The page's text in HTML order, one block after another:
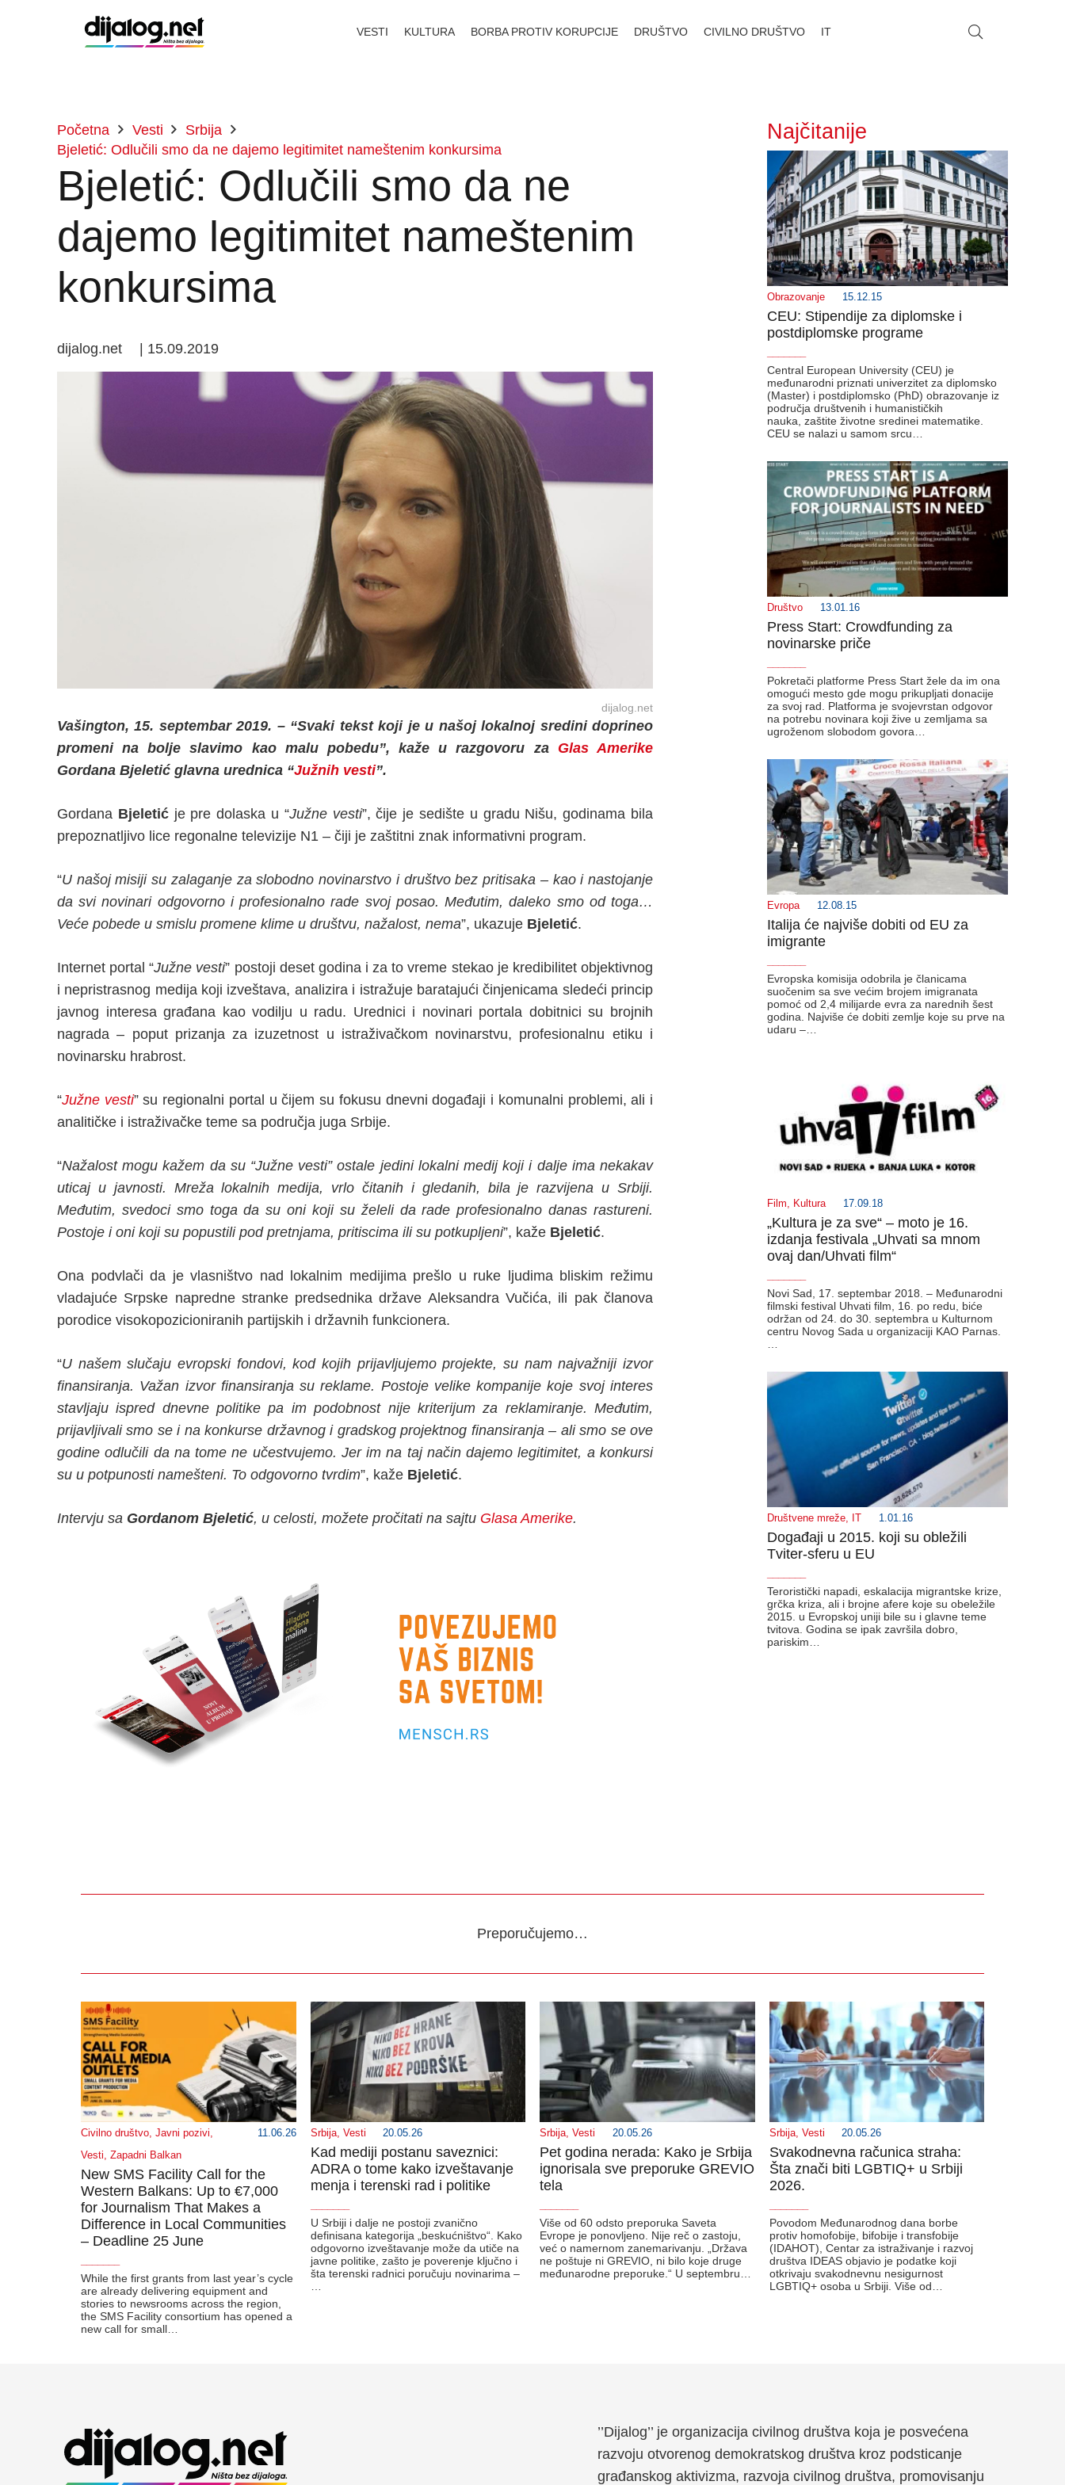
VESTI KULTURA BORBA PROTIV KORUPCIJE DRUŠTVO CIVILNO DRUŠTVO IT
Početna Vesti
Srbija
Bjeletić: Odlučili smo da ne dajemo legitimitet nameštenim konkursima
Bjeletić: Odlučili smo da ne
dajemo legitimitet nameštenim
konkursima
dijalog.net 15.09.2019
dijalog.net
Vašington, 15. septembar 2019. – “Svaki tekst koji je u našoj lokalnoj sredini doprineo
promeni na bolje slavimo kao malu pobedu”, kaže u razgovoru za Glas Amerike
Gordana Bjeletić glavna urednica “Južnih vesti”.
Gordana Bjeletićje pre dolaska u “Južne vesti”, čije je sedište u gradu Nišu, godinama bila
prepoznatljivo lice regonalne televizije N1 – čiji je zaštitni znak informativni program.
“U našoj misiji su zalaganje za slobodno novinarstvo i društvo bez pritisaka – kao i nastojanje
da svi novinari odgovorno i profesionalno rade svoj posao. Međutim, daleko smo od toga…
Veće pobede u smislu promene klime u društvu, nažalost, nema”, ukazuje Bjeletić.
Internet portal “Južne vesti” postoji deset godina i za to vreme stekao je kredibilitet objektivnog
i nepristrasnog medija koji izveštava, analizira i istražuje baratajući činjenicama sledeći princip
javnog interesa građana kao vodilju u radu. Urednici i novinari portala dobitnici su brojnih
nagrada – poput prizanja za izuzetnost u istraživačkom novinarstvu, profesionalnu etiku i
novinarsku hrabrost.
“Južne vesti” su regionalni portal u čijem su fokusu dnevni događaji i komunalni problemi, ali i
analitičke i istraživačke teme sa područja juga Srbije.
“Nažalost mogu kažem da su “Južne vesti” ostale jedini lokalni medij koji i dalje ima nekakav
uticaj u javnosti. Mreža lokalnih medija, vrlo čitanih i gledanih, bila je razvijena u Srbiji.
Međutim, svedoci smo toga da su oni koji su želeli da rade profesionalno danas rastureni.
Postoje i oni koji su popustili pod pretnjama, pritiscima ili su potkupljeni”, kaže Bjeletić.
Ona podvlači da je vlasništvo nad lokalnim medijima prešlo u ruke ljudima bliskim režimu
vladajuće Srpske napredne stranke predsednika države Aleksandra Vučića, ili pak članova
porodice visokopozicioniranih partijskih i državnih funkcionera.
“U našem slučaju evropski fondovi, kod kojih prijavljujemo projekte, su nam najvažniji izvor
finansiranja. Važan izvor finansiranja su reklame. Postoje velike kompanije koje svoj interes
stavljaju ispred dnevne politike pa im podobnost nije kriterijum za reklamiranje. Međutim,
prijavljivali smo se i na konkurse državnog i gradskog projektnog finansiranja – ali smo se ove
godine odlučili da na tome ne učestvujemo. Jer im na taj način dajemo legitimitet, a konkursi
su u potpunosti namešteni. To odgovorno tvrdim”, kaže Bjeletić.
Intervju sa Gordanom Bjeletić, u celosti, možete pročitati na sajtu Glasa Amerike.
Najčitanije
Obrazovanje 15.12.15
CEU: Stipendije za diplomske i
postdiplomske programe
Central European University (CEU) je
međunarodni priznati univerzitet za diplomsko
(Master) i postdiplomsko (PhD) obrazovanje iz
područja društvenih i humanističkih
nauka, zaštite životne sredinei matematike.
CEU se nalazi u samom srcu…
Društvo 13.01.16
Press Start: Crowdfunding za
novinarske priče
Pokretači platforme Press Start žele da im ona
omogući mesto gde mogu prikupljati donacije
za svoj rad. Platforma je svojevrstan odgovor
na potrebu novinara koji žive u zemljama sa
ugroženom slobodom govora…
Evropa 12.08.15
Italija će najviše dobiti od EU za
imigrante
Evropska komisija odobrila je članicama
suočenim sa sve većim brojem imigranata
pomoć od 2,4 milijarde evra za narednih šest
godina. Najviše će dobiti zemlje koje su prve na
udaru –…
Film, Kultura 17.09.18
„Kultura je za sve“ – moto je 16.
izdanja festivala „Uhvati sa mnom
ovaj dan/Uhvati film“
Novi Sad, 17. septembar 2018. – Međunarodni
filmski festival Uhvati film, 16. po redu, biće
održan od 24. do 30. septembra u Kulturnom
centru Novog Sada u organizaciji KAO Parnas.
Društvene mreže, 1.01.16
Događaji u 2015. koji su obležili
Tviter-sferu u EU
Teroristički napadi, eskalacija migrantske krize,
grčka kriza, ali i brojne afere koje su obeležile
2015. u Evropskoj uniji bile su i glavne teme
tvitova. Godina se ipak završila dobro,
pariskim…
Preporučujemo…
Civilno društvo, Javni pozivi,
Vesti, Zapadni Balkan
11.06.26
New SMS Facility Call for the
Western Balkans: Up to €7,000
for Journalism That Makes a
Difference in Local Communities
– Deadline 25 June
While the first grants from last year’s cycle
are already delivering equipment and
stories to newsrooms across the region,
the SMS Facility consortium has opened a
new call for small…
Srbija, Vesti 20.05.26
Kad mediji postanu saveznici:
ADRA o tome kako izveštavanje
menja i terenski rad i politike
U Srbiji i dalje ne postoji zvanično
definisana kategorija „beskućništvo“. Kako
odgovorno izveštavanje može da utiče na
javne politike, zašto je poverenje ključno i
šta terenski radnici poručuju novinarima –
…
Srbija, Vesti 20.05.26
Pet godina nerada: Kako je Srbija
ignorisala sve preporuke GREVIO
tela
Više od 60 odsto preporuka Saveta
Evrope je ponovljeno. Nije reč o zastoju,
već o namernom zanemarivanju. „Država
ne poštuje ni GREVIO, ni bilo koje druge
međunarodne preporuke.“ U septembru…
Srbija, Vesti 20.05.26
Svakodnevna računica straha:
Šta znači biti LGBTIQ+ u Srbiji
2026.
Povodom Međunarodnog dana borbe
protiv homofobije, bifobije i transfobije
(IDAHOT), Centar za istraživanje i razvoj
društva IDEAS objavio je podatke koji
otkrivaju svakodnevnu nesigurnost
LGBTIQ+ osoba u Srbiji. Više od…
’’Dijalog’’ je organizacija civilnog društva koja je posvećena
razvoju otvorenog demokratskog društva kroz podsticanje
građanskog aktivizma, razvoja civilnog društva, promovisanju